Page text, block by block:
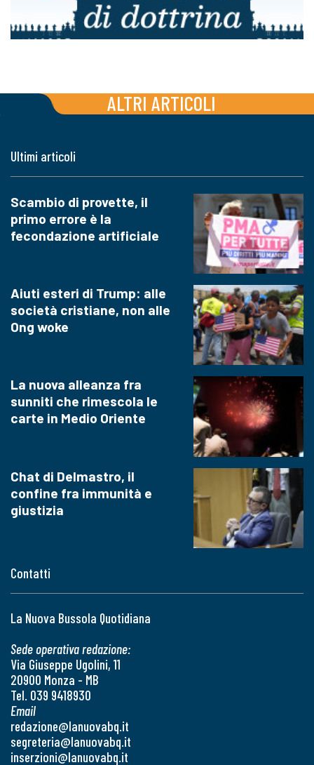
ALTRI ARTICOLI
Contatti
La Nuova Bussola Quotidiana
Sede operativa redazione:
Via Giuseppe Ugolini, 11
20900 Monza - MB
Tel. 039 9418930
Email
redazione@lanuovabq.it
segreteria@lanuovabq.it
inserzioni@lanuovabq.it
Ultimi articoli
Scambio di provette, il
primo errore è la
fecondazione artificiale
Aiuti esteri di Trump: alle
società cristiane, non alle
Ong woke
La nuova alleanza fra
sunniti che rimescola le
carte in Medio Oriente
Chat di Delmastro, il
confine fra immunità e
giustizia